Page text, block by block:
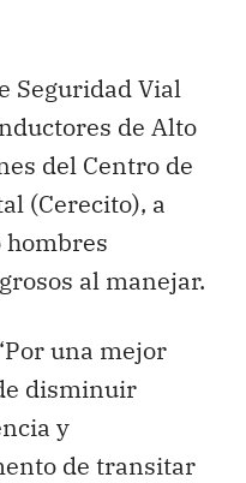
Seguridad Vial
de Alto
del Centro de
(Cerecito), a
al manejar.
una mejor
disminuir
y
de transitar